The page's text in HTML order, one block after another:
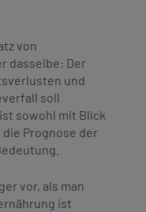
von
dasselbe: Der
und
soll
sowohl mit Blick
Prognose der
vor, als man
ist